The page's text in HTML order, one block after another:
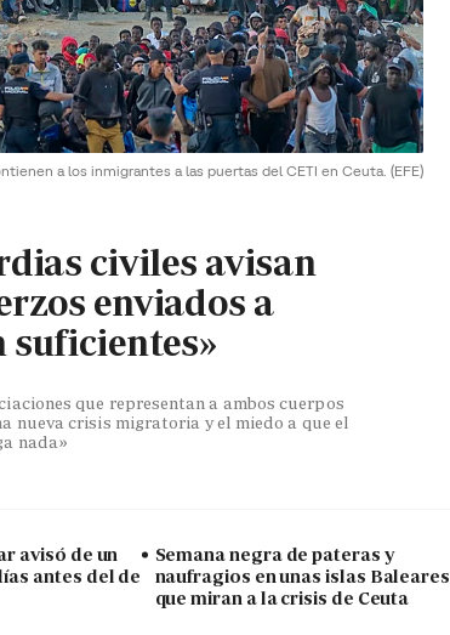
a los inmigrantes a las puertas del CETI en Ceuta. (EFE)
civiles avisan
enviados a
suficientes»
que representan a ambos cuerpos
nueva crisis migratoria y el miedo a que el
nada»
avisó de un
antes del de
Semana negra de pateras y
naufragios en unas islas Baleares
que miran a la crisis de Ceuta